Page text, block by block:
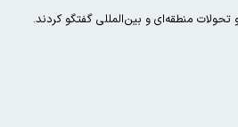
منطقه‌ای و بین‌المللی گفتگو کردند.